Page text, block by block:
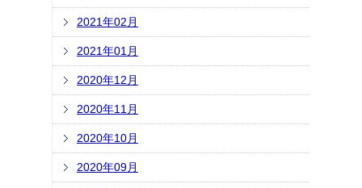
2021年02月
2021年01月
2020年12月
2020年11月
2020年10月
2020年09月